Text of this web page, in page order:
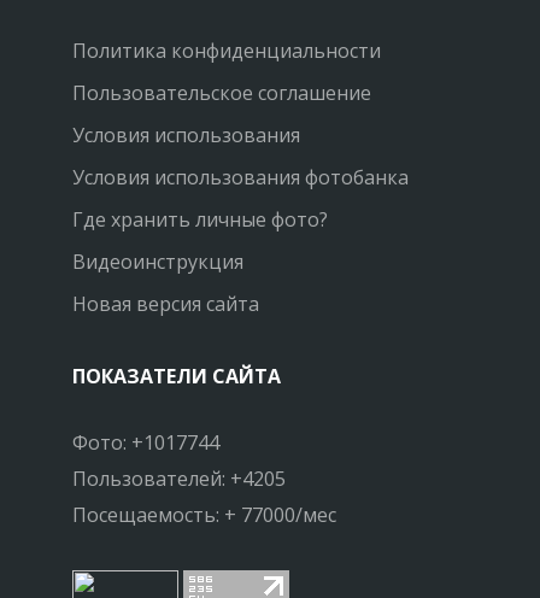
Политика конфиденциальности
Пользовательское соглашение
Условия использования
Условия использования фотобанка
Где хранить личные фото?
Видеоинструкция
Новая версия сайта
ПОКАЗАТЕЛИ САЙТА
Фото: +1017744
Пользователей: +4205
Посещаемость: + 77000/мес